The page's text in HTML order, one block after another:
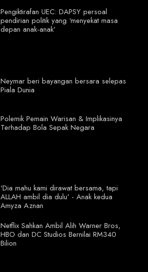
Pengiktirafan UEC: DAPSY persoal
pendirian politik yang ‘menyekat masa
depan anak-anak’
Neymar beri bayangan bersara selepas
Piala Dunia
Polemik Pemain Warisan & Implikasinya
Terhadap Bola Sepak Negara
'Dia mahu kami dirawat bersama, tapi
ALLAH ambil dia dulu' - Anak kedua
Amyza Aznan
Netflix Sahkan Ambil Alih Warner Bros,
HBO dan DC Studios Bernilai RM340
Bilion